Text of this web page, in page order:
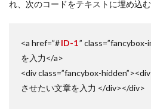
れ、次のコードをテキストに埋め込む
<a href=”#ID-1”
を入力</a>
<div class=”fancybox-hidden”><div
させたい文章を入力 </div></div>